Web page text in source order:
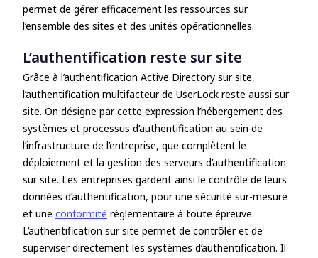
permet de gérer efficacement les ressources sur
l’ensemble des sites et des unités opérationnelles.
L’authentification reste sur site
Grâce à l’authentification Active Directory sur site,
l’authentification multifacteur de UserLock reste aussi sur
site. On désigne par cette expression l’hébergement des
systèmes et processus d’authentification au sein de
l’infrastructure de l’entreprise, que complètent le
déploiement et la gestion des serveurs d’authentification
sur site. Les entreprises gardent ainsi le contrôle de leurs
données d’authentification, pour une sécurité sur-mesure
et une conformité réglementaire à toute épreuve.
L’authentification sur site permet de contrôler et de
superviser directement les systèmes d’authentification. Il